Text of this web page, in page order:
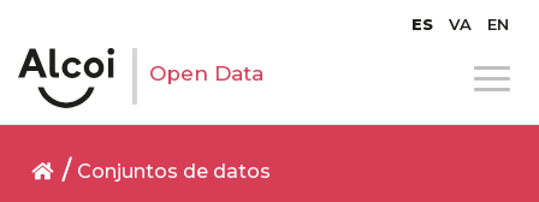
ES VA EN
Open Data
Conjuntos de datos